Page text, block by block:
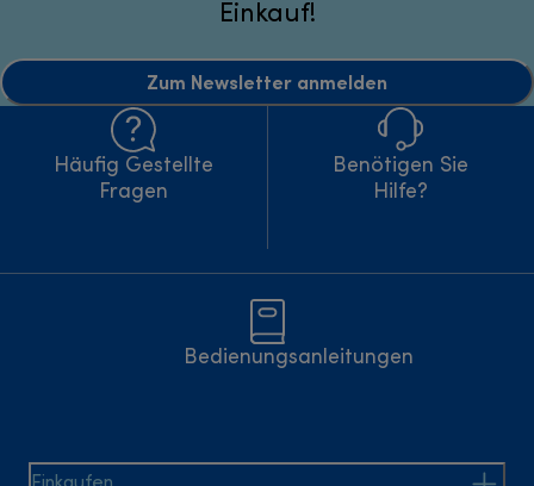
Einkauf!
Zum Newsletter anmelden
Häufig Gestellte
Fragen
Benötigen Sie
Hilfe?
Bedienungsanleitungen